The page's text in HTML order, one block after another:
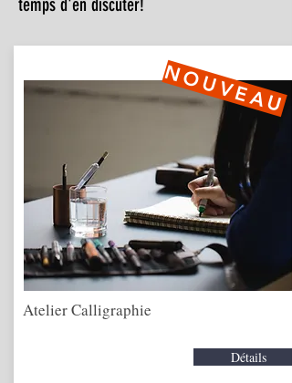
temps d'en discuter!
Atelier Calligraphie
Détails
NOUVEAU